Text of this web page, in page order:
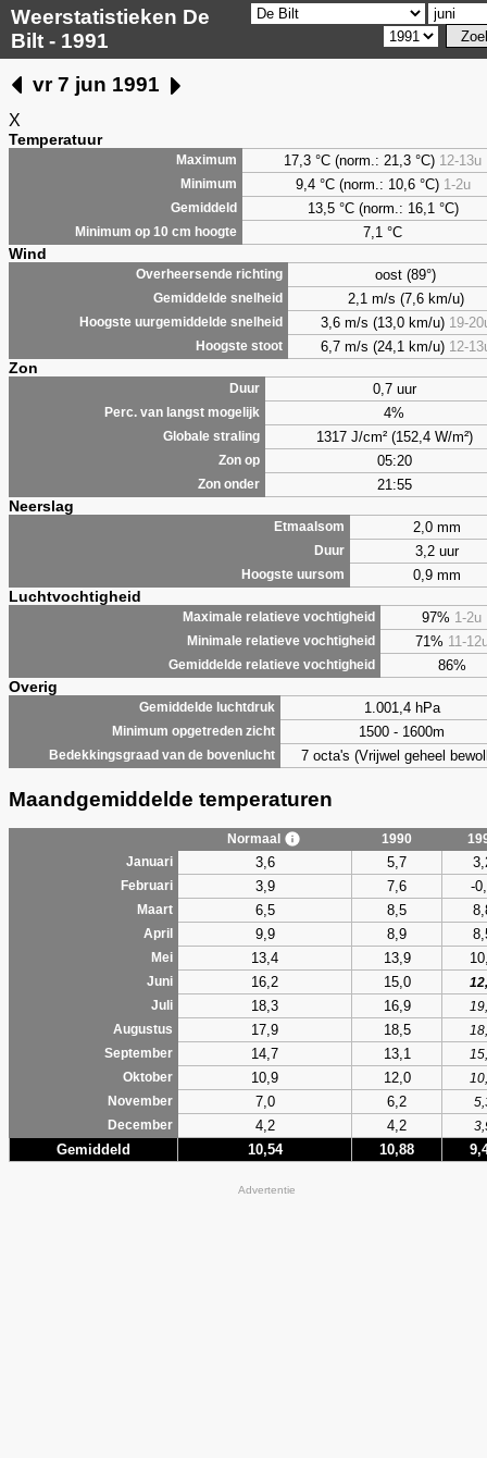
Weerstatistieken De
Bilt - 1991
vr 7 jun 1991
X
Temperatuur
Maximum 17,3 °C (norm.: 21,3 °C) 12-13u
Minimum 9,4°C (norm.: 10,6 °C) 1-2u
Gemiddeld 13,5 °C (norm.: 16,1 °C)
Minimum op 10 cm hoogte 7,1 °C
Wind
Overheersende richting oost (89°)
Gemiddelde snelheid 2,1 m/s (7,6 km/u)
Hoogste uurgemiddelde snelheid 3,6 m/s (13,0 km/u) 19-
Hoogste stoot 6,7 m/s (24,1 km/u) 12-
Zon
Duur 0,7 uur
Perc. van langst mogelijk 4%
Globale straling 1317 J/cm² (152,4 W/m²)
Zon op 05:20
Zon onder 21:55
Neerslag
Etmaalsom 2,0 mm
Duur 3,2 uur
Hoogste uursom 0,9 mm
Luchtvochtigheid
Maximale relatieve vochtigheid 97% 1-2u
Minimale relatieve vochtigheid 71% 11-
Gemiddelde relatieve vochtigheid 86%
Overig
Gemiddelde luchtdruk 1.001,4 hPa
Minimum opgetreden zicht 1500 - 1600m
Bedekkingsgraad van de bovenlucht 7 octa's (Vrijwel geheel
Maandgemiddelde temperaturen
Normaal 1990
Januari
3,6 5,7
Februari 3,9 7,6 -
Maart 6,5 8,5
April 9,9 8,9
Mei 13,4 13,9
Juni 16,2 15,0
Juli
18,3 16,9
Augustus
17,9 18,5
September
14,7 13,1
Oktober
10,9 12,0
November
7,0 6,2
December
4,2 4,2
Gemiddeld 10,54 10,88
Advertentie